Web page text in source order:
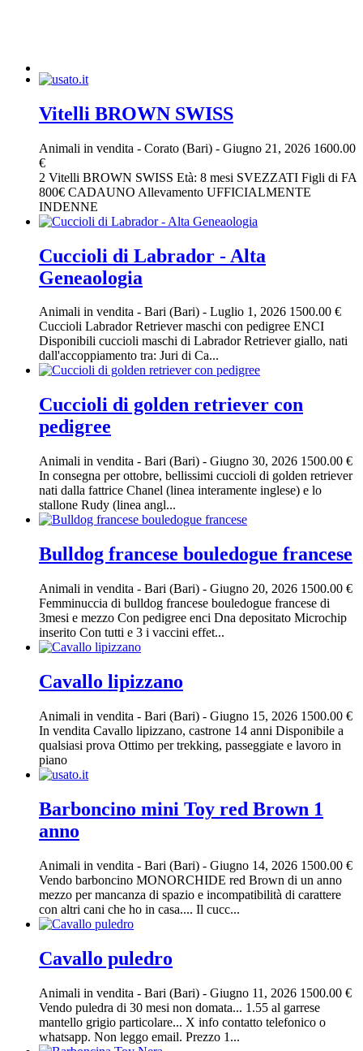
Vitelli BROWN SWISS
Animali in vendita - Corato (Bari) - Giugno 21, 2026 1600.00
€
2 Vitelli BROWN SWISS Età: 8 mesi SVEZZATI Figli di FA
800€ CADAUNO Allevamento UFFICIALMENTE
INDENNE
Cuccioli di Labrador - Alta
Geneaologia
Animali in vendita - Bari (Bari) - Luglio 1, 2026 1500.00 €
Cuccioli Labrador Retriever maschi con pedigree ENCI
Disponibili cuccioli maschi di Labrador Retriever giallo, nati
dall'accoppiamento tra: Juri di Ca...
Cuccioli di golden retriever con
pedigree
Animali in vendita - Bari (Bari) - Giugno 30, 2026 1500.00 €
In consegna per ottobre, bellissimi cuccioli di golden retriever
nati dalla fattrice Chanel (linea interamente inglese) e lo
stallone Rudy (linea angl...
Bulldog francese bouledogue francese
Animali in vendita - Bari (Bari) - Giugno 20, 2026 1500.00 €
Femminuccia di bulldog francese bouledogue francese di
3mesi e mezzo Con pedigree enci Dna depositato Microchip
inserito Con tutti e 3 i vaccini effet...
Cavallo lipizzano
Animali in vendita - Bari (Bari) - Giugno 15, 2026 1500.00 €
In vendita Cavallo lipizzano, castrone 14 anni Disponibile a
qualsiasi prova Ottimo per trekking, passeggiate e lavoro in
piano
Barboncino mini Toy red Brown 1
anno
Animali in vendita - Bari (Bari) - Giugno 14, 2026 1500.00 €
Vendo barboncino MONORCHIDE red Brown di un anno
mezzo per mancanza di spazio e incompatibilità di carattere
con altri cani che ho in casa.... Il cucc...
Cavallo puledro
Animali in vendita - Bari (Bari) - Giugno 11, 2026 1500.00 €
Vendo puledra di 30 mesi non domata... 1.55 al garrese
mantello grigio particolare... X info contatto telefonico o
whatsapp. Non leggo email. Prezzo 1...